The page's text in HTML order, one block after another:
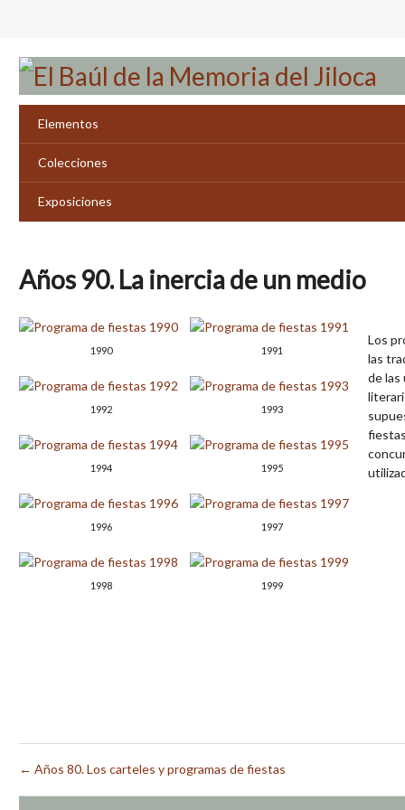
contenido
principal
Elementos
Colecciones
Exposiciones
Años 90. La inercia de un medio
1990 1991
1992 1993
1994 1995
1996 1997
1998 1999
Los
las
de las
← Años 80. Los carteles y programas de fiestas